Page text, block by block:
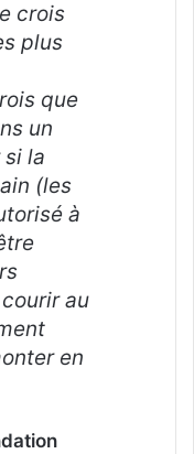
crois
plus
que
un
la
(les
à
au
en